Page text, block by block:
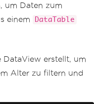
um Daten zum
einem DataTable
DataView erstellt, um
Alter zu filtern und